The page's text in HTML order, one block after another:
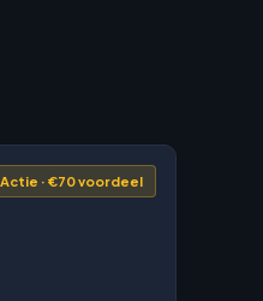
Actie · €70 voordeel